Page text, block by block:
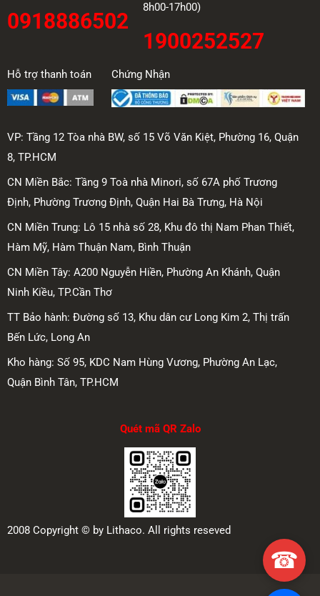
0918886502
8h00-17h00)
1900252527
Hỗ trợ thanh toán Chứng Nhận
VP: Tầng 12 Tòa nhà BW, số 15 Võ Văn Kiệt, Phường 16, Quận
8, TP.HCM
CN Miền Bắc: Tầng 9 Toà nhà Minori, số 67A phố Trương
Định, Phường Trương Định, Quận Hai Bà Trưng, Hà Nội
CN Miền Trung: Lô 15 nhà số 28, Khu đô thị Nam Phan Thiết,
Hàm Mỹ, Hàm Thuận Nam, Bình Thuận
CN Miền Tây: A200 Nguyễn Hiền, Phường An Khánh, Quận
Ninh Kiều, TP.Cần Thơ
TT Bảo hành: Đường số 13, Khu dân cư Long Kim 2, Thị trấn
Bến Lức, Long An
Kho hàng: Số 95, KDC Nam Hùng Vương, Phường An Lạc,
Quận Bình Tân, TP.HCM
Quét mã QR Zalo
2008 Copyright © by Lithaco. All rights reseved
☎